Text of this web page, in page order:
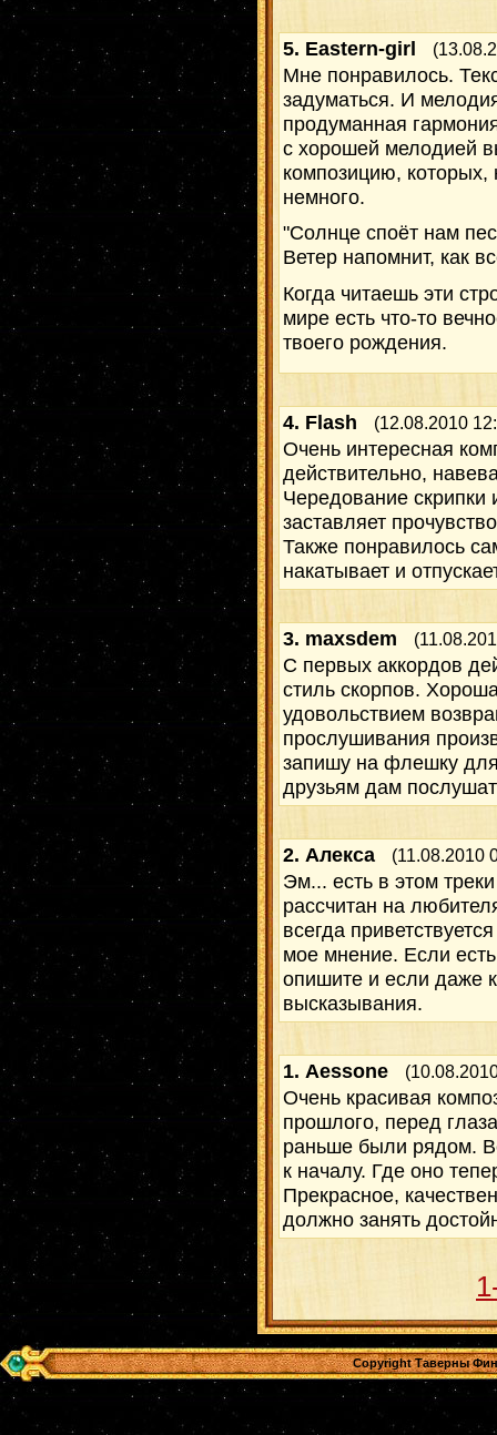
5. Eastern-girl
Мне понравилось.
задуматься. И
продуманная
с хорошей мелодией
композицию,
немного.
"Солнце споёт нам
Ветер напомнит, как
Когда читаешь эти
мире есть что-то
твоего рождения.
4. Flash (12.08.2010
Очень интересная
действительно,
Чередование скрипки
заставляет
Также понравилось
накатывает и
3. maxsdem
С первых аккордов
стиль скорпов.
удовольствием
прослушивания
запишу на флешку
друзьям дам
2. Алекса (11.08.2010
Эм... есть в этом
рассчитан на
всегда
мое мнение. Если
опишите и если даже
высказывания.
1. Aessone
Очень красивая
прошлого, перед
раньше были рядом.
к началу. Где оно
Прекрасное,
должно занять
Copyright Таверны